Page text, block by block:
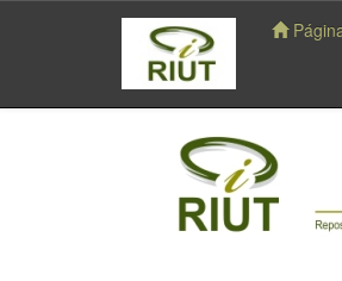
navigation